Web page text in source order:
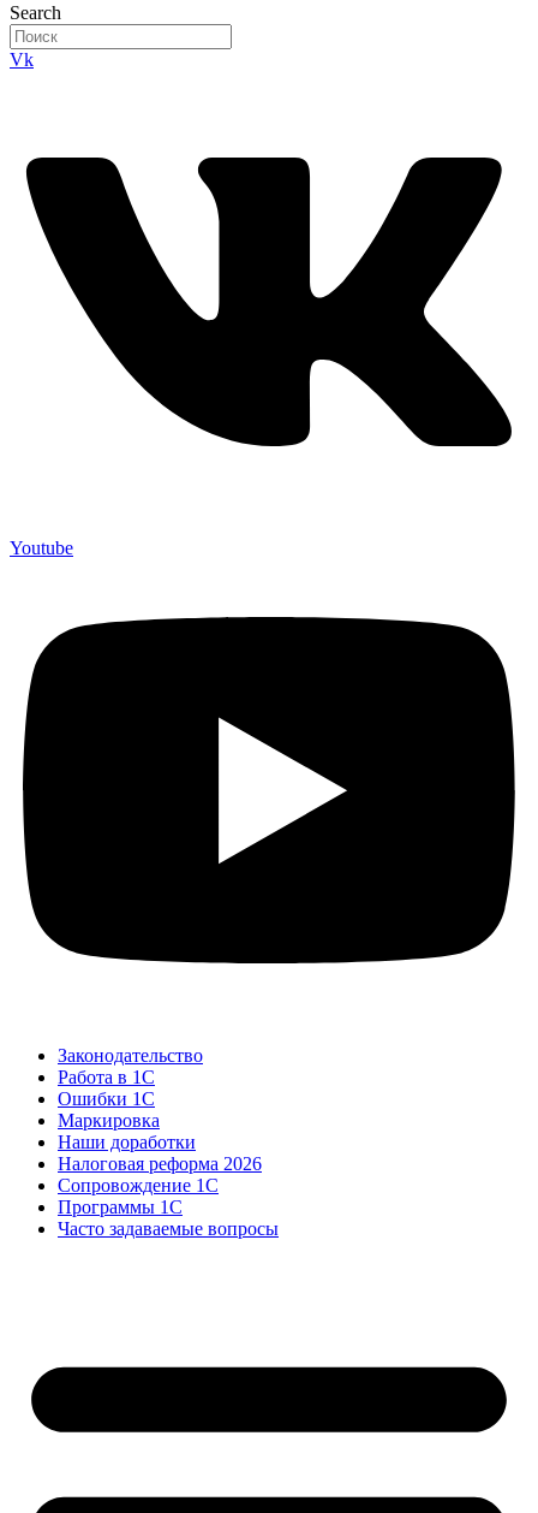
Search
Vk
Youtube
Законодательство
Работа в 1С
Ошибки 1С
Маркировка
Наши доработки
Налоговая реформа 2026
Сопровождение 1С
Программы 1С
Часто задаваемые вопросы